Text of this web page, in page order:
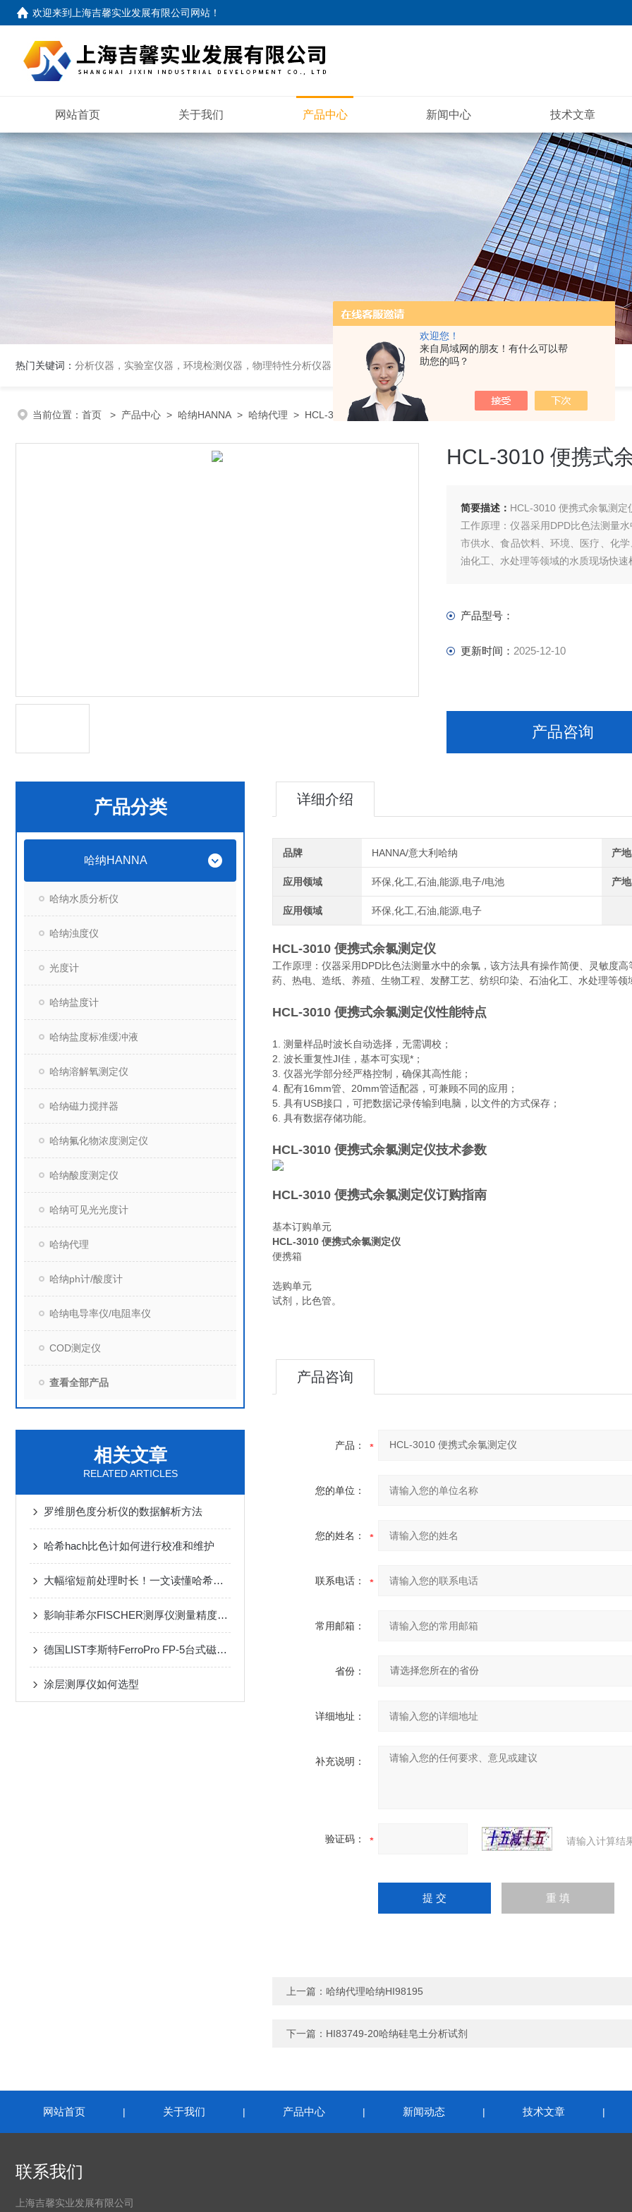
欢迎您！
来自局域网的朋友！有什么可以帮
助您的吗？
欢迎来到 上海吉馨实业发展有限公司网站 ！
网站首页 关于我们 产品中心 新闻中心 技术文章
热门关键词： 分析仪器，实验室仪器，环境检测仪器，物理特性分析仪器
当前位置： 首页 > 产品中心 > 哈纳HANNA > 哈纳代理 > HCL-3010 便携式余氯测定仪
HCL-3010 便携式
简要描述： HCL-3010 便携式余氯测定
工作原理：仪器采用DPD比色法测量
市供水、食品饮料、环境、医疗、化
油化工、水处理等领域的水质现场快速
产品型号：
更新时间： 2025-12-10
产品咨询
产品分类
哈纳HANNA
哈纳水质分析仪
哈纳浊度仪
光度计
哈纳盐度计
哈纳盐度标准缓冲液
哈纳溶解氧测定仪
哈纳磁力搅拌器
哈纳氟化物浓度测定仪
哈纳酸度测定仪
哈纳可见光光度计
哈纳代理
哈纳ph计/酸度计
哈纳电导率仪/电阻率仪
COD测定仪
查看全部产品
相关文章
RELATED ARTICLES
罗维朋色度分析仪的数据解析方法
哈希hach比色计如何进行校准和维护
大幅缩短前处理时长！一文读懂哈希消解器石墨高温消解原理
影响菲希尔FISCHER测厚仪测量精度的因素有哪些
德国LIST李斯特FerroPro FP-5台式磁导率仪：高精度检测，助力材料质量把控
涂层测厚仪如何选型
详细介绍
品牌 HANNA/意大利哈纳 产
应用领域 环保,化工,石油,能源,电子/电池 产
应用领域 环保,化工,石油,能源,电子
HCL-3010 便携式余氯测定仪
工作原理：仪器采用DPD比色法测量水中的余氯，该方法具有操作简便、灵敏度
药、热电、造纸、养殖、生物工程、发酵工艺、纺织印染、石油化工、水处理等领
HCL-3010 便携式余氯测定仪性能特点
1. 测量样品时波长自动选择，无需调校；
2. 波长重复性JI佳，基本可实现*；
3. 仪器光学部分经严格控制，确保其高性能；
4. 配有16mm管、20mm管适配器，可兼顾不同的应用；
5. 具有USB接口，可把数据记录传输到电脑，以文件的方式保存；
6. 具有数据存储功能。
HCL-3010 便携式余氯测定仪技术参数
HCL-3010 便携式余氯测定仪订购指南
基本订购单元
HCL-3010 便携式余氯测定仪
便携箱
选购单元
试剂，比色管。
产品咨询
产品：
您的单位：
您的姓名：
联系电话：
常用邮箱：
省份：
详细地址：
补充说明：
验证码： 请输入计算结
上一篇： 哈纳代理哈纳HI98195
下一篇： HI83749-20哈纳硅皂土分析试剂
网站首页 | 关于我们 | 产品中心 | 新闻动态 | 技术文章 |
联系我们
上海吉馨实业发展有限公司